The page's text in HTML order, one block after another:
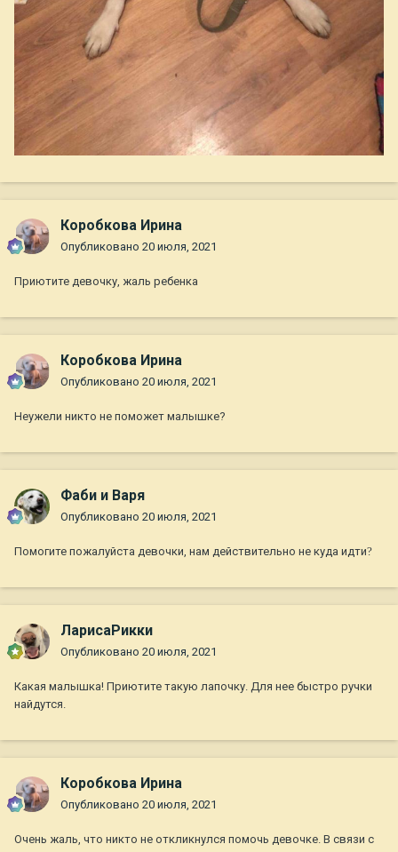
Коробкова Ирина
Опубликовано 20 июля, 2021
Приютите девочку, жаль ребенка
Коробкова Ирина
Опубликовано 20 июля, 2021
Неужели никто не поможет малышке?
Фаби и Варя
Опубликовано 20 июля, 2021
Помогите пожалуйста девочки, нам действительно не куда идти?
ЛарисаРикки
Опубликовано 20 июля, 2021
Какая малышка! Приютите такую лапочку. Для нее быстро ручки
найдутся.
Коробкова Ирина
Опубликовано 20 июля, 2021
Очень жаль, что никто не откликнулся помочь девочке. В связи с